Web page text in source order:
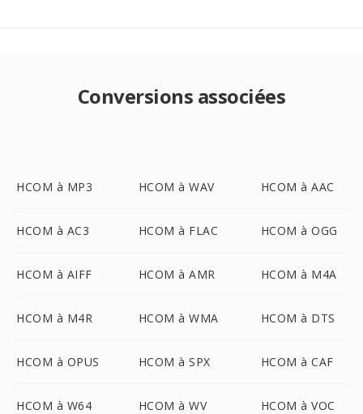
Conversions associées
HCOM à MP3 HCOM à WAV HCOM à AAC
HCOM à AC3 HCOM à FLAC HCOM à OGG
HCOM à AIFF HCOM à AMR HCOM à M4A
HCOM à M4R HCOM à WMA HCOM à DTS
HCOM à OPUS HCOM à SPX HCOM à CAF
HCOM à W64 HCOM à WV HCOM à VOC